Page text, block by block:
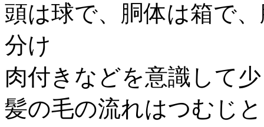
頭は球で、胴体は箱で
分け
肉付きなどを意識して
髪の毛の流れはつむじ